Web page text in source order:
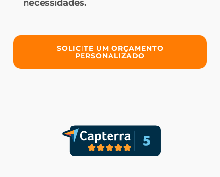
necessidades.
SOLICITE UM ORÇAMENTO
PERSONALIZADO